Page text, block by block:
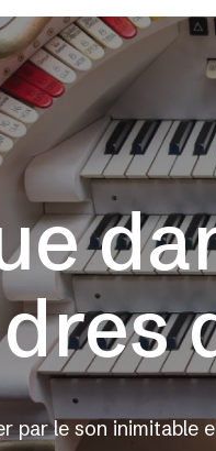
par le son inimitable